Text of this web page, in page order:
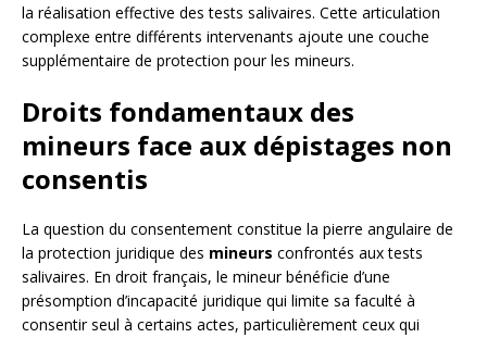
la réalisation effective des tests salivaires. Cette articulation
complexe entre différents intervenants ajoute une couche
supplémentaire de protection pour les mineurs.
Droits fondamentaux des
mineurs face aux dépistages non
consentis
La question du consentement constitue la pierre angulaire de
la protection juridique des mineurs confrontés aux tests
salivaires. En droit français, le mineur bénéficie d’une
présomption d’incapacité juridique qui limite sa faculté à
consentir seul à certains actes, particulièrement ceux qui